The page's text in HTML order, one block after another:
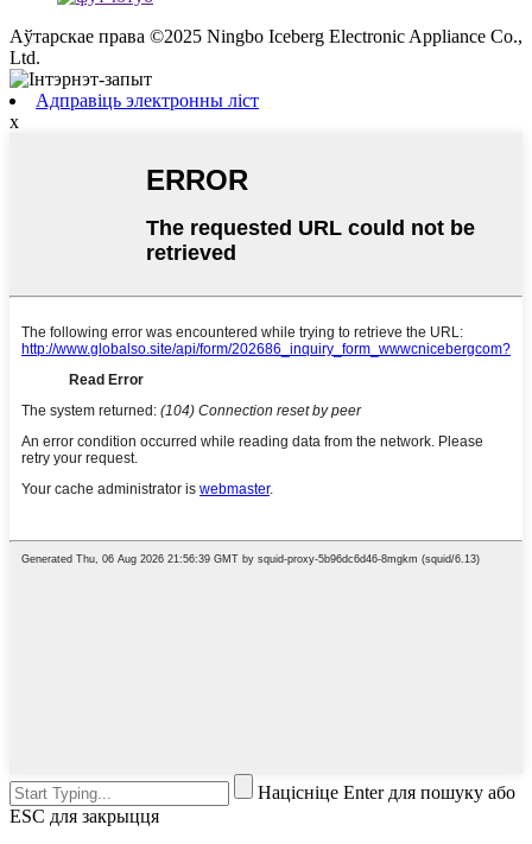
Аўтарскае права ©2025 Ningbo Iceberg Electronic Appliance Co.,
Ltd.
Адправіць электронны ліст
x
Націсніце Enter для пошуку або
ESC для закрыцця